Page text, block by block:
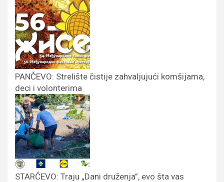
PANČEVO: Strelište čistije zahvaljujući komšijama,
deci i volonterima
STARČEVO: Traju „Dani druženja”, evo šta vas